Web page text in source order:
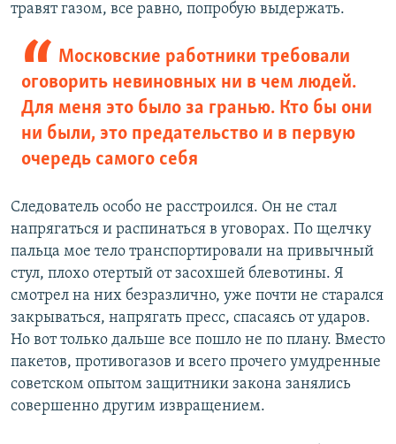
травят газом, все равно, попробую выдержать.
Московские работники требовали
оговорить невиновных ни в чем людей.
Для меня это было за гранью. Кто бы они
ни были, это предательство и в первую
очередь самого себя
Следователь особо не расстроился. Он не стал
напрягаться и распинаться в уговорах. По щелчку
пальца мое тело транспортировали на привычный
стул, плохо отертый от засохшей блевотины. Я
смотрел на них безразлично, уже почти не старался
закрываться, напрягать пресс, спасаясь от ударов.
Но вот только дальше все пошло не по плану. Вместо
пакетов, противогазов и всего прочего умудренные
советском опытом защитники закона занялись
совершенно другим извращением.